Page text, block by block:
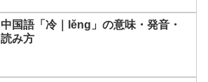
中国語「冷｜lěng」の意味・発音・
読み方